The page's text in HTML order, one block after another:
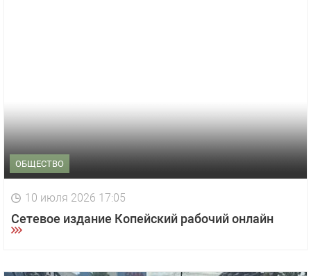
ОБЩЕСТВО
10 июля 2026 17:05
Сетевое издание Копейский рабочий онлайн